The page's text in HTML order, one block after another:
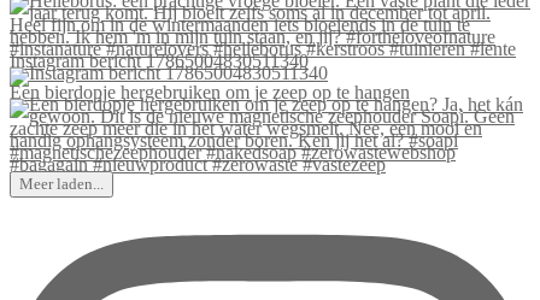
Instagram bericht 17865004830511340
Een bierdopje hergebruiken om je zeep op te hangen
Meer laden...